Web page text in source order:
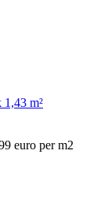
1,43 m²
euro per m2